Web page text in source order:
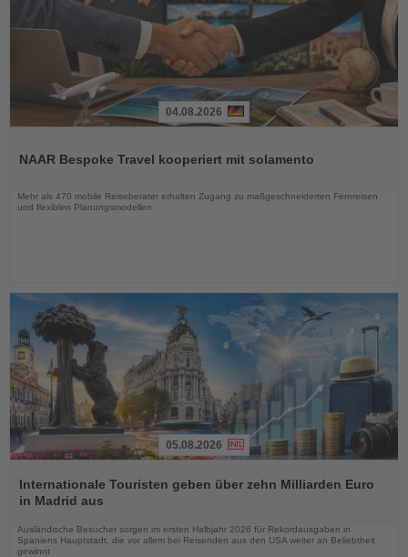
die
04.08.2026
NAAR Bespoke Travel kooperiert mit solamento
Mehr als 470 mobile Reiseberater erhalten Zugang zu maßgeschneiderten Fernreisen
und flexiblen Planungsmodellen
Sie
die
05.08.2026
Internationale Touristen geben über zehn Milliarden Euro
in Madrid aus
Ausländische Besucher sorgen im ersten Halbjahr 2026 für Rekordausgaben in
Spaniens Hauptstadt, die vor allem bei Reisenden aus den USA weiter an Beliebtheit
gewinnt